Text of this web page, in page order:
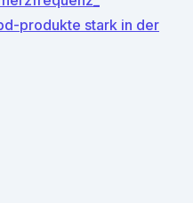
produkte stark in der